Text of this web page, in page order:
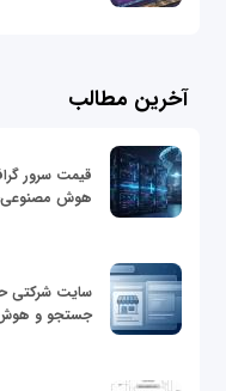
آخرین مطالب
هوش
سایت شرکتی
جستجو و